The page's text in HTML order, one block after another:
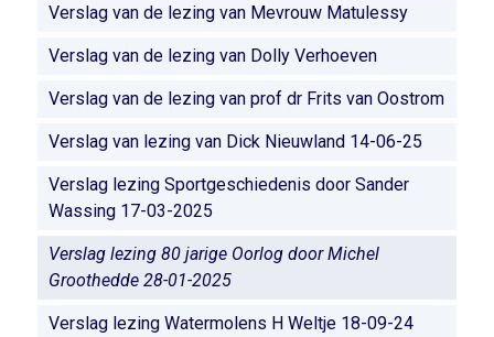
Verslag van de lezing van Mevrouw Matulessy
Verslag van de lezing van Dolly Verhoeven
Verslag van de lezing van prof dr Frits van Oostrom
Verslag van lezing van Dick Nieuwland 14-06-25
Verslag lezing Sportgeschiedenis door Sander
Wassing 17-03-2025
Verslag lezing 80 jarige Oorlog door Michel
Groothedde 28-01-2025
Verslag lezing Watermolens H Weltje 18-09-24